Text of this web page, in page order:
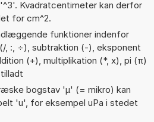
Kvadratcentimeter kan derfor
for cm^2.
funktioner indenfor
, :, ÷), subtraktion (-), eksponent
(+), multiplikation (*, x), pi (π)
bogstav 'µ' (= mikro) kan
'u', for eksempel uPa i stedet